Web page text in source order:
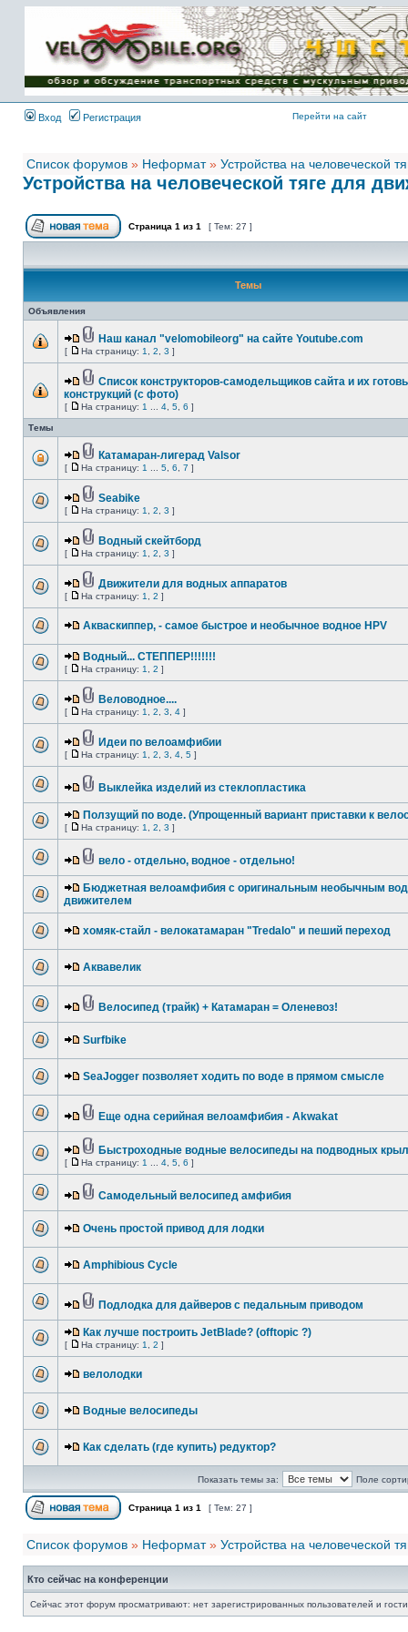
Имя пользователя:
Пароль:
{ LOG_ME_IN_SHORT
}
Вход
Регистрация Перейти на сайт
Список форумов » Неформат» Устройства на человеческой
Устройства на человеческой тяге для
Страница 1 из 1 [ Тем: 27 ]
Темы
Объявления
Наш канал "velomobileorg" на сайте Youtube.com
[ На страницу: 1 2 3 ]
Список конструкторов-самодельщиков сайта и их
конструкций (с фото)
[ На страницу: 1 4 5 6 ]
Темы
Катамаран-лигерад Valsor
[ На страницу: 1 5 6 7 ]
Seabike
[ На страницу: 1 2 3 ]
Водный скейтборд
[ На страницу: 1 2 3 ]
Движители для водных аппаратов
[ На страницу: 1 2 ]
Акваскиппер, - самое быстрое и необычное водное HPV
Водный... СТЕППЕР!!!!!!!
[ На страницу: 1 2 ]
Веловодное....
[ На страницу: 1 2 3 4 ]
Идеи по велоамфибии
[ На страницу: 1 2 3 4 5 ]
Выклейка изделий из стеклопластика
Ползущий по воде. (Упрощенный вариант приставки к
[ На страницу: 1 2 3 ]
вело - отдельно, водное - отдельно!
Бюджетная велоамфибия с оригинальным необычным
движителем
хомяк-стайл - велокатамаран "Tredalo" и пеший переход
Аквавелик
Велосипед (трайк) + Катамаран = Оленевоз!
Surfbike
SeaJogger позволяет ходить по воде в прямом смысле
Еще одна серийная велоамфибия - Akwakat
Быстроходные водные велосипеды на подводных
[ На страницу: 1 4 5 6 ]
Самодельный велосипед амфибия
Очень простой привод для лодки
Amphibious Cycle
Подлодка для дайверов с педальным приводом
Как лучше построить JetBlade? (offtopic ?)
[ На страницу: 1 2 ]
велолодки
Водные велосипеды
Как сделать (где купить) редуктор?
Показать темы за: Поле
Страница 1 из 1 [ Тем: 27 ]
Список форумов » Неформат» Устройства на человеческой
Кто сейчас на конференции
Сейчас этот форум просматривают: нет зарегистрированных пользователей и